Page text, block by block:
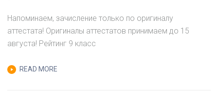
УВАЖАЕМЫЕ
АБИТУРИЕНТЫ!
ВЫКЛАДЫВАЕМ
Напоминаем, зачисление только по оригиналу
аттестата! Оригиналы аттестатов принимаем до 15
августа! Рейтинг 9 класс
READ MORE